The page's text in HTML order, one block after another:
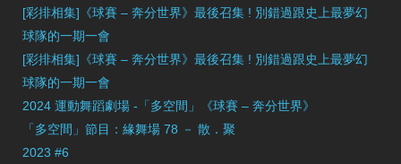
[彩排相集]《球賽 – 奔分世界》最後召集 ! 別錯過跟史上最夢幻
球隊的一期一會
[彩排相集]《球賽 – 奔分世界》最後召集 ! 別錯過跟史上最夢幻
球隊的一期一會
2024 運動舞蹈劇場 -「多空間」《球賽 – 奔分世界》
「多空間」節目：緣舞場 78 － 散．聚
2023 #6